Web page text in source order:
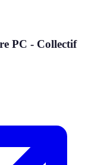
PC - Collectif